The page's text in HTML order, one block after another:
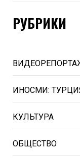
РУБРИКИ
ИНОСМИ:
КУЛЬТУРА
ОБЩЕСТВО